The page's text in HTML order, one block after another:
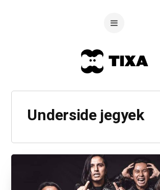
Underside jegyek